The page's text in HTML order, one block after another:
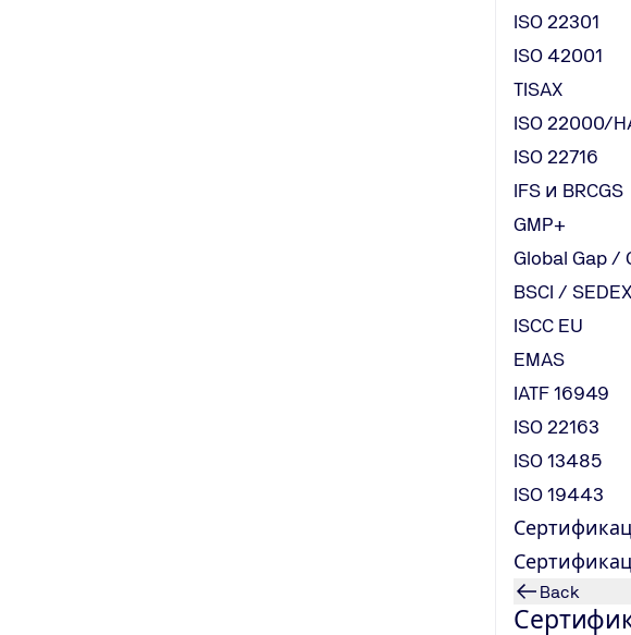
ISO 22301
ISO 42001
TISAX
ISO 22000/
ISO 22716
IFS и BRCGS
GMP+
Global Gap /
BSCI /
ISCC EU
EMAS
IATF 16949
ISO 22163
ISO 13485
ISO 19443
Back
Форма за
контакти